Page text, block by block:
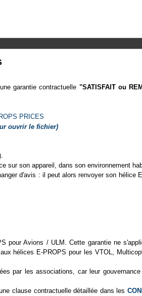
garantie contractuelle "SATISFAIT ou
ouvrir le fichier)
sur son appareil, dans son environnement
d'avis : il peut alors renvoyer son hélice
pour Avions / ULM. Cette garantie ne
hélices E-PROPS pour les VTOL,
par les associations, car leur
clause contractuelle détaillée dans les